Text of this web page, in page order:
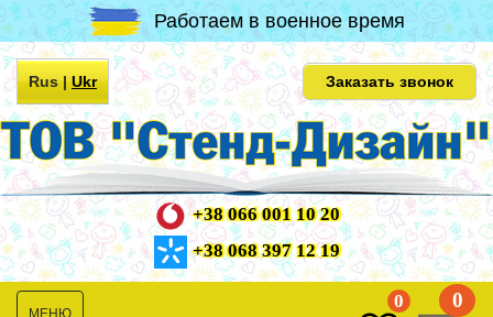
Работаем в военное время
Rus|Ukr Заказать звонок
+38 066 001 10 20
+38 068 397 12 19
0 0